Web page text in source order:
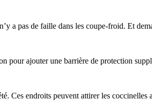
a pas de faille dans les coupe-froid. Et
pour ajouter une barrière de protection
Ces endroits peuvent attirer les coccinelles